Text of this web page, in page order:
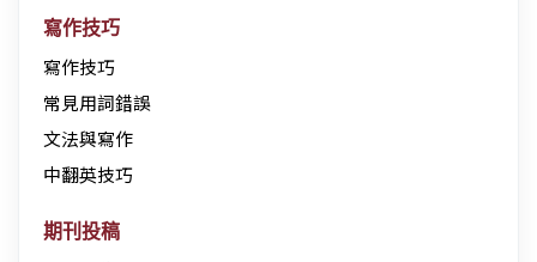
寫作技巧
寫作技巧
常見用詞錯誤
文法與寫作
中翻英技巧
期刊投稿